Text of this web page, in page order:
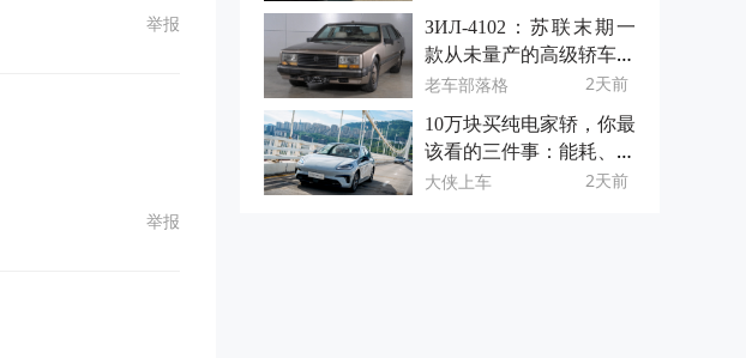
举报
举报
ЗИЛ-4102：苏联末期一
款从未量产的高级轿车原
型
老车部落格 2天前
10万块买纯电家轿，你最
该看的三件事：能耗、空
间、安全感
大侠上车 2天前